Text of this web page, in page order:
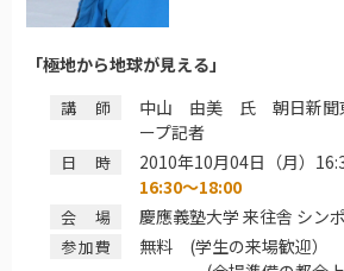
「極地から地球が見える」
講師
中山 由美 氏 朝日新聞
ープ記者
日時
2010年10月04日（月）
16:30～18:00
会場 慶應義塾大学 来往舎 シン
参加費
無料 (学生の来場歓迎）